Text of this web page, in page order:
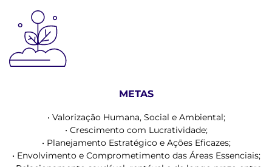
METAS
• Valorização Humana, Social e Ambiental;
• Crescimento com Lucratividade;
• Planejamento Estratégico e Ações Eficazes;
• Envolvimento e Comprometimento das Áreas Essenciais;